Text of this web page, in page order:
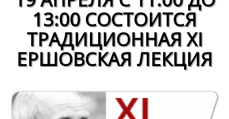
13:00 СОСТОИТСЯ
ТРАДИЦИОННАЯ XI
ЕРШОВСКАЯ ЛЕКЦИЯ